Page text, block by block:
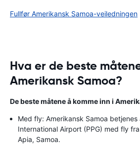
Fullfør Amerikansk Samoa-veiledningen
Hva er de beste
Amerikansk Samoa?
De beste måtene å komme inn i
Med fly: Amerikansk Samoa betjenes
International Airport (PPG) med fly
Apia, Samoa.